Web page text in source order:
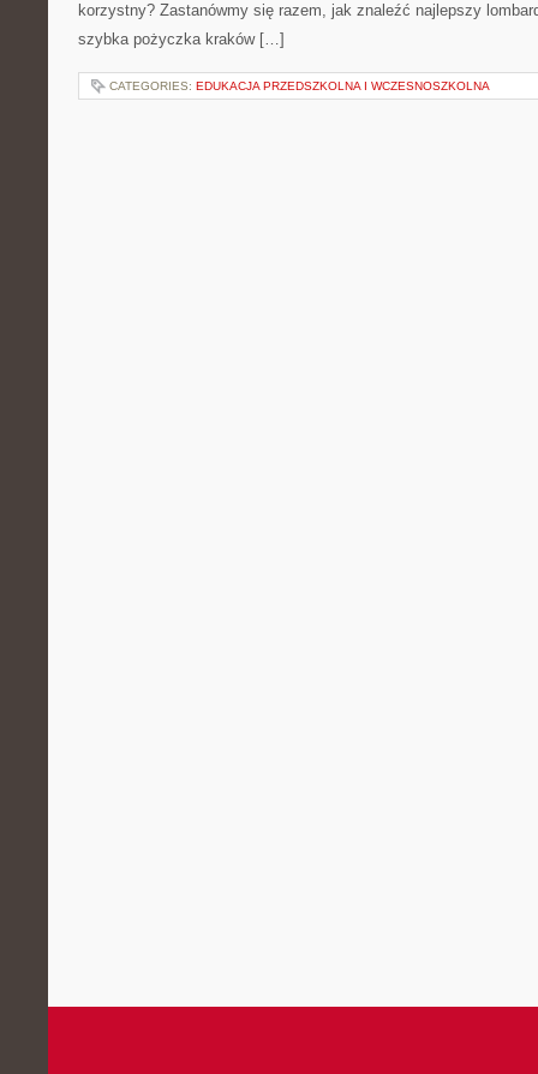
korzystny? Zastanówmy się razem, jak znaleźć najlepszy
szybka pożyczka kraków […]
CATEGORIES: EDUKACJA PRZEDSZKOLNA I WCZESNOSZKOLNA